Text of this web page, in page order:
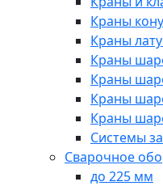
Краны
Краны
Краны
Краны
Краны
Краны
Системы
Сварочное
до 225 мм